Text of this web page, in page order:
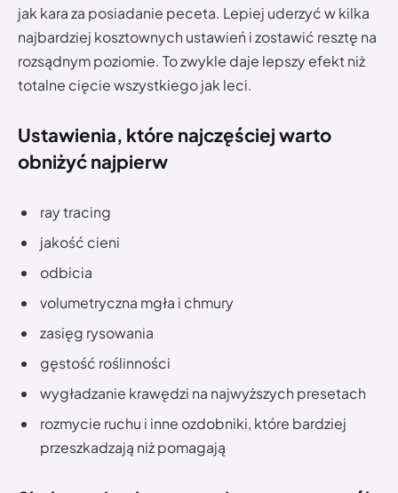
jak kara za posiadanie peceta. Lepiej uderzyć w kilka
najbardziej kosztownych ustawień i zostawić resztę na
rozsądnym poziomie. To zwykle daje lepszy efekt niż
totalne cięcie wszystkiego jak leci.
Ustawienia, które najczęściej warto
obniżyć najpierw
ray tracing
jakość cieni
odbicia
volumetryczna mgła i chmury
zasięg rysowania
gęstość roślinności
wygładzanie krawędzi na najwyższych presetach
rozmycie ruchu i inne ozdobniki, które bardziej
przeszkadzają niż pomagają